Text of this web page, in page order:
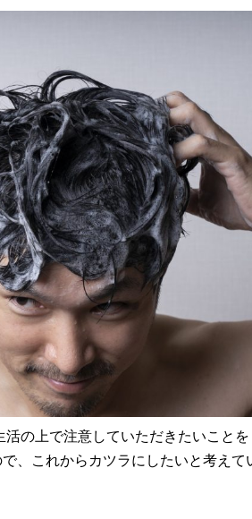
の上で注意していただきたいことを
、これからカツラにしたいと考えて